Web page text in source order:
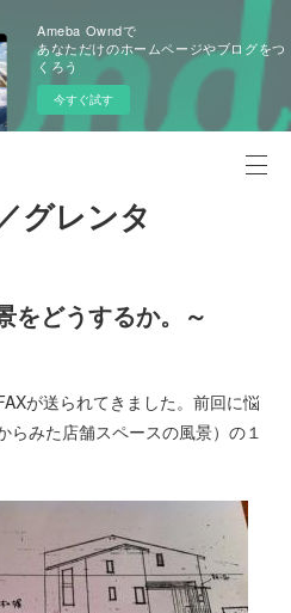
Ameba Owndで
あなただけのホームページやブログをつ
くろう
今すぐ試す
グレンタ
どうするか。～
が送られてきました。前回に悩
らみた店舗スペースの風景）の１